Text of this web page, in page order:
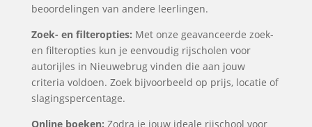
beoordelingen van andere leerlingen.
Zoek- en filteropties: Met onze geavanceerde zoek-
en filteropties kun je eenvoudig rijscholen voor
autorijles in Nieuwebrug vinden die aan jouw
criteria voldoen. Zoek bijvoorbeeld op prijs, locatie of
slagingspercentage.
Online boeken: Zodra je jouw ideale rijschool voor